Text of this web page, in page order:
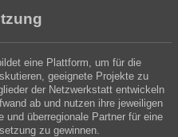
eine Plattform, um für die
geeignete Projekte zu
der Netzwerkstatt entwickeln
ab und nutzen ihre jeweiligen
und überregionale Partner für eine
zu gewinnen.